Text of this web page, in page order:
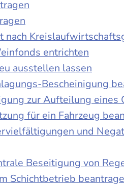
entrichten
ausstellen lassen
Bescheinigung
zur Aufteilung eines
für ein Fahrzeug
und
Beseitigung von
Schichtbetrieb